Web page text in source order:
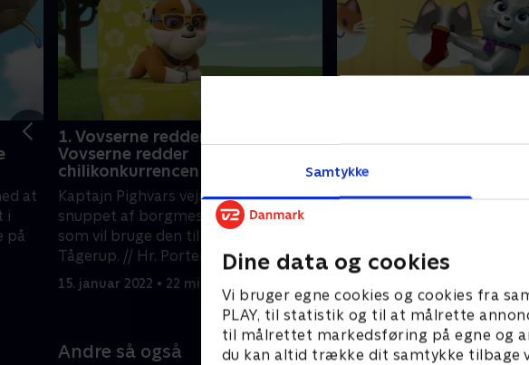
Samtykke
Dine data og cookies
Vi bruger egne cookies og cookies fra
PLAY, til statistik og til at målrette
til målrettet markedsføring på egne og
du kan altid trække dit samtykke tilbage
at
i
på
1. Vovserne redder en blimp /
Vovserne redder
chilikonkurrencen
Kaptajn Pighvars vejrblimp bliver
snuppet af borgmester Humdinger,
som vil bruge den til at ændre vejret i
Tågerup. // Hr. Porters komfur
eksploderer.
15. januar 2022 • 22 min
redder Katteshowet
Everest og Jake forsøger at
killinger er helt indsmurte i
Andre så også